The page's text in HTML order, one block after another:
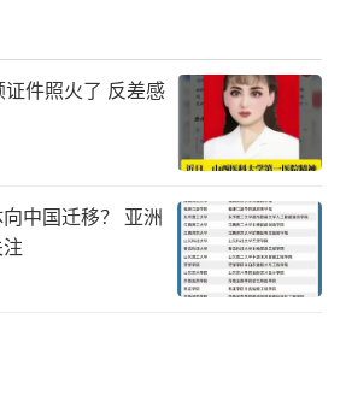
斗导航。这个突破或将给人
一场革命。科学引荐人陈辰
道：“20年前全球科学家共
组计划的时候，据说中国科
，而这一次李院士的基因标
学家可能说可以做出100%的
件照火了 反差感
中国迁移？ 亚洲